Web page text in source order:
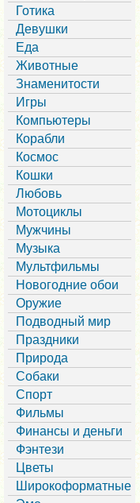
Готика
Девушки
Еда
Животные
Знаменитости
Игры
Компьютеры
Корабли
Космос
Кошки
Любовь
Мотоциклы
Мужчины
Музыка
Мультфильмы
Новогодние обои
Оружие
Подводный мир
Праздники
Природа
Собаки
Спорт
Фильмы
Финансы и деньги
Фэнтези
Цветы
Широкоформатные